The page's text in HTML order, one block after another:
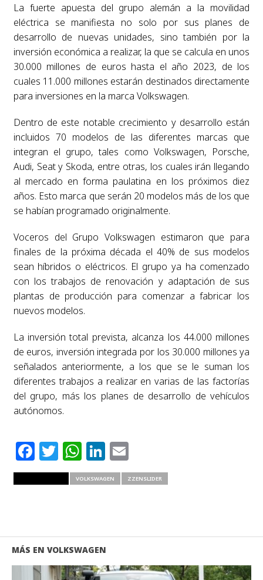
La fuerte apuesta del grupo alemán a la movilidad
eléctrica se manifiesta no solo por sus planes de
desarrollo de nuevas unidades, sino también por la
inversión económica a realizar, la que se calcula en unos
30.000 millones de euros hasta el año 2023, de los
cuales 11.000 millones estarán destinados directamente
para inversiones en la marca Volkswagen.
Dentro de este notable crecimiento y desarrollo están
incluidos 70 modelos de las diferentes marcas que
integran el grupo, tales como Volkswagen, Porsche,
Audi, Seat y Skoda, entre otras, los cuales irán llegando
al mercado en forma paulatina en los próximos diez
años. Esto marca que serán 20 modelos más de los que
se habían programado originalmente.
Voceros del Grupo Volkswagen estimaron que para
finales de la próxima década el 40% de sus modelos
sean híbridos o eléctricos. El grupo ya ha comenzado
con los trabajos de renovación y adaptación de sus
plantas de producción para comenzar a fabricar los
nuevos modelos.
La inversión total prevista, alcanza los 44.000 millones
de euros, inversión integrada por los 30.000 millones ya
señalados anteriormente, a los que se le suman los
diferentes trabajos a realizar en varias de las factorías
del grupo, más los planes de desarrollo de vehículos
autónomos.
Facebook
Twitter
WhatsApp
LinkedIn
Email
VOLKSWAGEN ZZENSLIDER
MÁS EN VOLKSWAGEN